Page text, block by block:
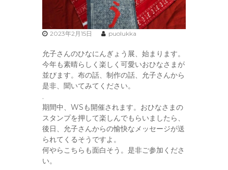
2023年2月15日 puolukka
允子さんのひなにんぎょう展、始まります。
今年も素晴らしく楽しく可愛いおひなさまが
並びます。布の話、制作の話、允子さんから
是非、聞いてみてください。
.
期間中、WSも開催されます。おひなさまの
スタンプを押して楽しんでもらいましたら、
後日、允子さんからの愉快なメッセージが送
られてくるそうですよ。
何やらこちらも面白そう。是非ご参加くださ
い。